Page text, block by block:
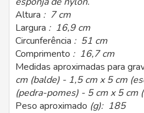
Altura : 7 cm
Largura : 16,9 cm
Circunferência : 51 cm
Comprimento : 16,7 cm
Medidas aproximadas para
cm (balde) - 1,5 cm x 5 cm
(pedra-pomes) - 5 cm x 5 cm
Peso aproximado (g): 185